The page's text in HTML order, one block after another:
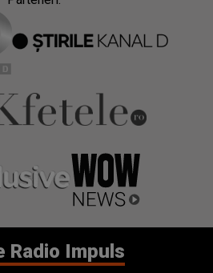
Radio Impuls